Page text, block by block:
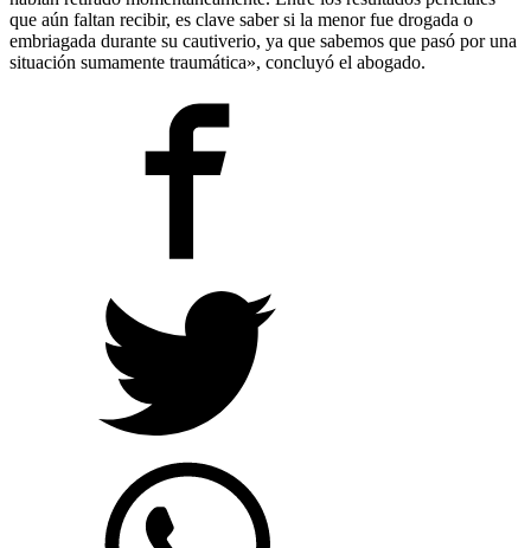
que aún faltan recibir, es clave saber si la menor fue drogada o
embriagada durante su cautiverio, ya que sabemos que pasó por una
situación sumamente traumática», concluyó el abogado.